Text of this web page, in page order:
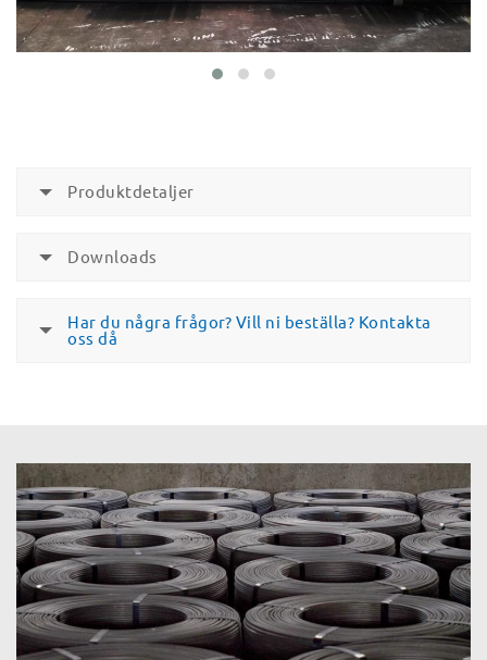
Produktdetaljer
Downloads
Har du några frågor? Vill ni beställa? Kontakta
oss då